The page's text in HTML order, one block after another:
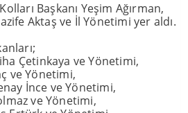
Başkanı Yeşim Ağırman,
Aktaş ve İl Yönetimi yer aldı.
Çetinkaya ve Yönetimi,
ve Yönetimi,
İnce ve Yönetimi,
ve Yönetimi,